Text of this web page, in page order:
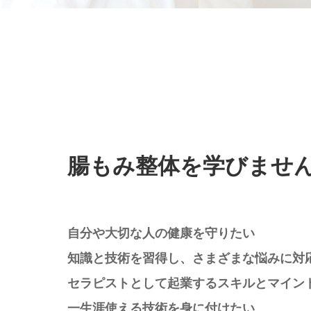
腸もみ整体を学びませ
自分や大切な人の健康を守りたい
知識と技術を習得し、さまざまな悩みに対
セラピストとして起業するスキルとマイン
一生涯使える技術を身に付けたい